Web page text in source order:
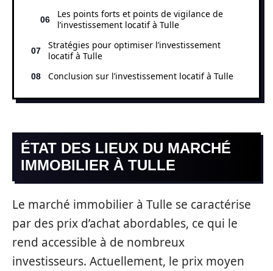
Les points forts et points de vigilance de
l’investissement locatif à Tulle
Stratégies pour optimiser l’investissement
locatif à Tulle
Conclusion sur l’investissement locatif à Tulle
ÉTAT DES LIEUX DU MARCHÉ
IMMOBILIER À TULLE
Le marché immobilier à Tulle se caractérise
par des prix d’achat abordables, ce qui le
rend accessible à de nombreux
investisseurs. Actuellement, le prix moyen